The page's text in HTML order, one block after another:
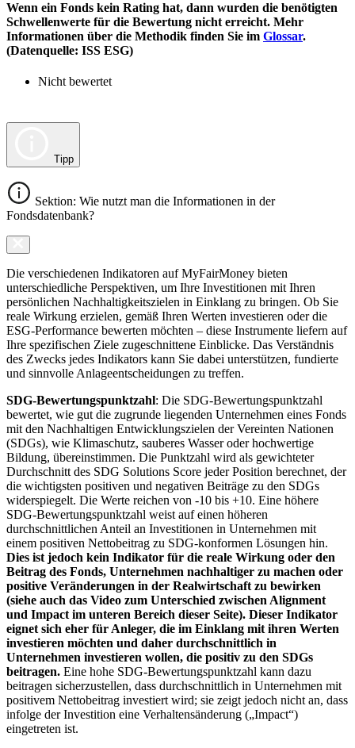
Wenn ein Fonds kein Rating hat, dann wurden die benötigten
Schwellenwerte für die Bewertung nicht erreicht. Mehr
Informationen über die Methodik finden Sie im Glossar.
(Datenquelle: ISS ESG)
Nicht bewertet
Tipp
Sektion: Wie nutzt man die Informationen in der
Fondsdatenbank?
Die verschiedenen Indikatoren auf MyFairMoney bieten
unterschiedliche Perspektiven, um Ihre Investitionen mit Ihren
persönlichen Nachhaltigkeitszielen in Einklang zu bringen. Ob Sie
reale Wirkung erzielen, gemäß Ihren Werten investieren oder die
ESG-Performance bewerten möchten – diese Instrumente liefern auf
Ihre spezifischen Ziele zugeschnittene Einblicke. Das Verständnis
des Zwecks jedes Indikators kann Sie dabei unterstützen, fundierte
und sinnvolle Anlageentscheidungen zu treffen.
SDG-Bewertungspunktzahl: Die SDG-Bewertungspunktzahl
bewertet, wie gut die zugrunde liegenden Unternehmen eines Fonds
mit den Nachhaltigen Entwicklungszielen der Vereinten Nationen
(SDGs), wie Klimaschutz, sauberes Wasser oder hochwertige
Bildung, übereinstimmen. Die Punktzahl wird als gewichteter
Durchschnitt des SDG Solutions Score jeder Position berechnet, der
die wichtigsten positiven und negativen Beiträge zu den SDGs
widerspiegelt. Die Werte reichen von -10 bis +10. Eine höhere
SDG-Bewertungspunktzahl weist auf einen höheren
durchschnittlichen Anteil an Investitionen in Unternehmen mit
einem positiven Nettobeitrag zu SDG-konformen Lösungen hin.
Dies ist jedoch kein Indikator für die reale Wirkung oder den
Beitrag des Fonds, Unternehmen nachhaltiger zu machen oder
positive Veränderungen in der Realwirtschaft zu bewirken
(siehe auch das Video zum Unterschied zwischen Alignment
und Impact im unteren Bereich dieser Seite). Dieser Indikator
eignet sich eher für Anleger, die im Einklang mit ihren Werten
investieren möchten und daher durchschnittlich in
Unternehmen investieren wollen, die positiv zu den SDGs
beitragen. Eine hohe SDG-Bewertungspunktzahl kann dazu
beitragen sicherzustellen, dass durchschnittlich in Unternehmen mit
positivem Nettobeitrag investiert wird; sie zeigt jedoch nicht an, dass
infolge der Investition eine Verhaltensänderung („Impact“)
eingetreten ist.